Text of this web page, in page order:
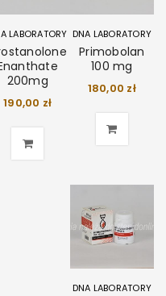
LABORATORY
200mg
190,00 zł
DNA LABORATORY
Primobolan
100 mg
180,00 zł
DNA LABORATORY